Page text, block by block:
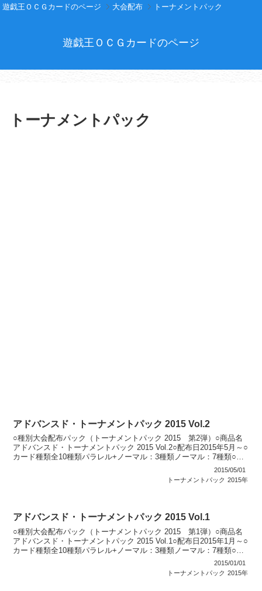
遊戯王ＯＣＧカードのページ 大会配布 トーナメントパック
遊戯王ＯＣＧカードのページ
トーナメントパック
アドバンスド・トーナメントパック 2015 Vol.2
○種別大会配布パック（トーナメントパック 2015 第2弾）○商品名
アドバンスド・トーナメントパック 2015 Vol.2○配布日2015年5月～○
カード種類全10種類パラレル+ノーマル：3種類ノーマル：7種類○説
2015/05/01
トーナメントパック 2015年
アドバンスド・トーナメントパック 2015 Vol.1
○種別大会配布パック（トーナメントパック 2015 第1弾）○商品名
アドバンスド・トーナメントパック 2015 Vol.1○配布日2015年1月～○
カード種類全10種類パラレル+ノーマル：3種類ノーマル：7種類○説
2015/01/01
トーナメントパック 2015年